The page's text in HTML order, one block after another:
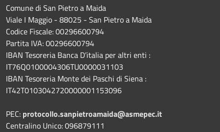
Comune di San Pietro a Maida
Viale I Maggio - 88025 - San Pietro a Maida
Codice Fiscale: 00296600794
Partita IVA: 00296600794
IBAN Tesoreria Banca D’italia per altri enti :
IT76Q0100004306TU0000031103
IBAN Tesoreria Monte dei Paschi di Siena :
IT42T0103042720000001153096
PEC: protocollo.sanpietroamaida@asmepec.it
Centralino Unico: 096879111